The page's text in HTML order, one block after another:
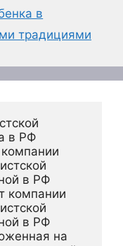
в
традициями
в РФ
в РФ
компании
в РФ
на